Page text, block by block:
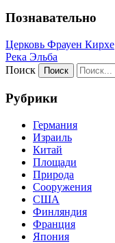
Познавательно
Церковь Фрауен Кирхе
Река Эльба
Поиск
Рубрики
Германия
Израиль
Китай
Площади
Природа
Сооружения
США
Финляндия
Франция
Япония